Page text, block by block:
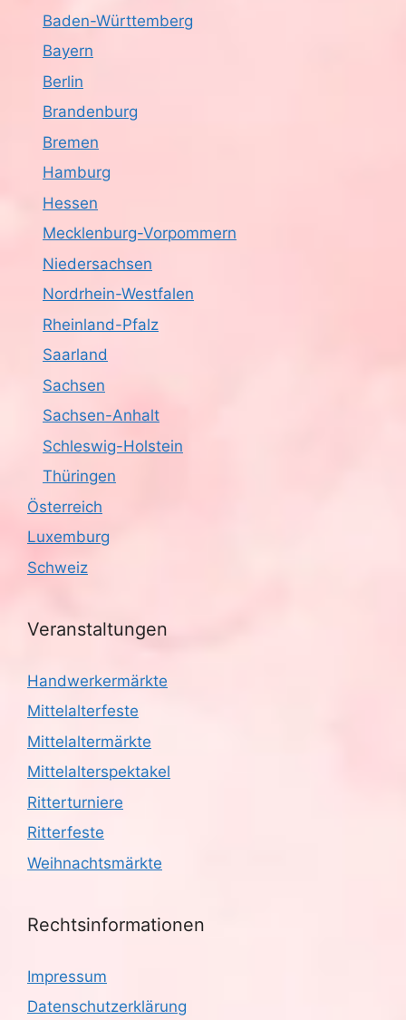
Baden-Württemberg
Bayern
Berlin
Brandenburg
Bremen
Hamburg
Hessen
Mecklenburg-Vorpommern
Niedersachsen
Nordrhein-Westfalen
Rheinland-Pfalz
Saarland
Sachsen
Sachsen-Anhalt
Schleswig-Holstein
Thüringen
Österreich
Luxemburg
Schweiz
Veranstaltungen
Handwerkermärkte
Mittelalterfeste
Mittelaltermärkte
Mittelalterspektakel
Ritterturniere
Ritterfeste
Weihnachtsmärkte
Rechtsinformationen
Impressum
Datenschutzerklärung